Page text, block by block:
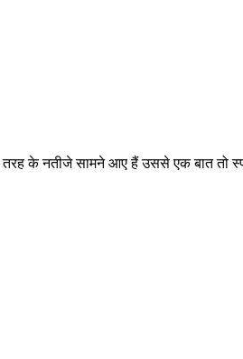
तरह के नतीजे सामने आए हैं उससे एक बात